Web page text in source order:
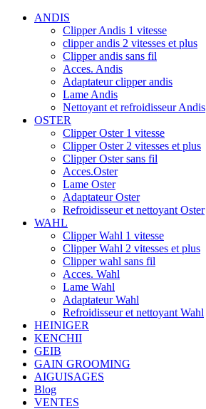
ANDIS
Clipper Andis 1 vitesse
clipper andis 2 vitesses et plus
Clipper andis sans fil
Acces. Andis
Adaptateur clipper andis
Lame Andis
Nettoyant et refroidisseur Andis
OSTER
Clipper Oster 1 vitesse
Clipper Oster 2 vitesses et plus
Clipper Oster sans fil
Acces.Oster
Lame Oster
Adaptateur Oster
Refroidisseur et nettoyant Oster
WAHL
Clipper Wahl 1 vitesse
Clipper Wahl 2 vitesses et plus
Clipper wahl sans fil
Acces. Wahl
Lame Wahl
Adaptateur Wahl
Refroidisseur et nettoyant Wahl
HEINIGER
KENCHII
GEIB
GAIN GROOMING
AIGUISAGES
Blog
VENTES